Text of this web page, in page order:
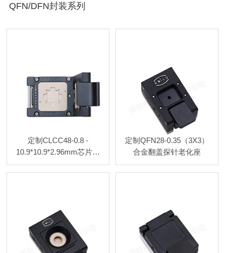
QFN/DFN封装系列
定制CLCC48-0.8 -
10.9*10.9*2.96mm芯片测
试座
定制QFN28-0.35（3X3）
合金翻盖探针老化座